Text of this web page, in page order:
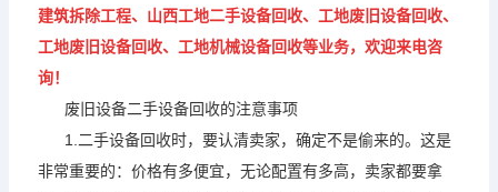
建筑拆除工程、山西工地二手设备回收、工地废旧设备回收、
工地废旧设备回收、工地机械设备回收等业务，欢迎来电咨
询！
废旧设备二手设备回收的注意事项
1.二手设备回收时，要认清卖家，确定不是偷来的。这是
非常重要的：价格有多便宜，无论配置有多高，卖家都要拿